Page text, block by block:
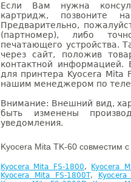
Если Вам нужна
картридж, позвоните
Предварительно,
(партномер), либо
печатающего устройства.
через сайт, положив
контактной информацией.
для принтера Kyocera Mita
нашим менеджером по
Внимание: Внешний вид,
быть изменены
уведомления.
Kyocera Mita TK-60 совместим
Kyocera Mita FS-1800,
Kyocera
Kyocera Mita FS-1800T,